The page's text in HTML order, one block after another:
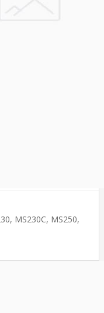
MS230C, MS250,